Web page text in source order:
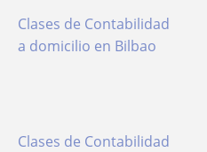
Clases de Contabilidad
a domicilio en Bilbao
Clases de Contabilidad